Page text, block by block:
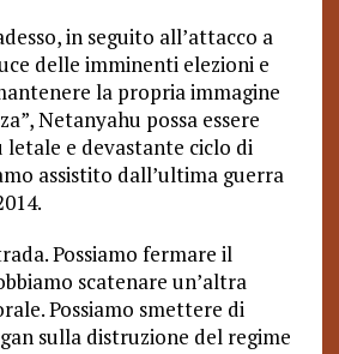
in seguito all’attacco a
delle imminenti elezioni e
la propria immagine
Netanyahu possa essere
e devastante ciclo di
assistito dall’ultima guerra
Possiamo fermare il
scatenare un’altra
Possiamo smettere di
sulla distruzione del regime